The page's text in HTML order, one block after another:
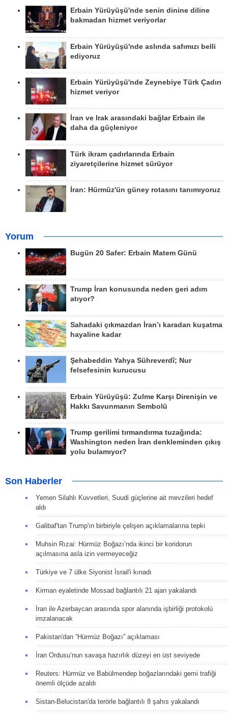
Erbain Yürüyüşü'nde senin dinine diline
bakmadan hizmet veriyorlar
Erbain Yürüyüşü'nde aslında safımızı belli
ediyoruz
Erbain Yürüyüşü'nde Zeynebiye Türk Çadırı
hizmet veriyor
İran ve Irak arasındaki bağlar Erbain ile
daha da güçleniyor
Türk ikram çadırlarında Erbain
ziyaretçilerine hizmet sürüyor
İran: Hürmüz'ün güney rotasını tanımıyoruz
Yorum
Bugün 20 Safer: Erbain Matem Günü
Trump İran konusunda neden geri adım
atıyor?
Sahadaki çıkmazdan İran’ı karadan kuşatma
hayaline kadar
Şehabeddin Yahya Sühreverdî; Nur
felsefesinin kurucusu
Erbain Yürüyüşü: Zulme Karşı Direnişin ve
Hakkı Savunmanın Sembolü
Trump gerilimi tırmandırma tuzağında:
Washington neden İran denkleminden çıkış
yolu bulamıyor?
Son Haberler
Yemen Silahlı Kuvvetleri, Suudi güçlerine ait mevzileri hedef
aldı
Galibaf'tan Trump'ın birbiriyle çelişen açıklamalarına tepki
Muhsin Rızai: Hürmüz Boğazı’nda ikinci bir koridorun
açılmasına asla izin vermeyeceğiz
Türkiye ve 7 ülke Siyonist İsrail'i kınadı
Kirman eyaletinde Mossad bağlantılı 21 ajan yakalandı
İran ile Azerbaycan arasında spor alanında işbirliği protokolü
imzalanacak
Pakistan'dan “Hürmüz Boğazı” açıklaması
İran Ordusu’nun savaşa hazırlık düzeyi en üst seviyede
Reuters: Hürmüz ve Babülmendep boğazlarındaki gemi trafiği
önemli ölçüde azaldı
Sistan-Belucistan'da terörle bağlantılı 8 şahıs yakalandı